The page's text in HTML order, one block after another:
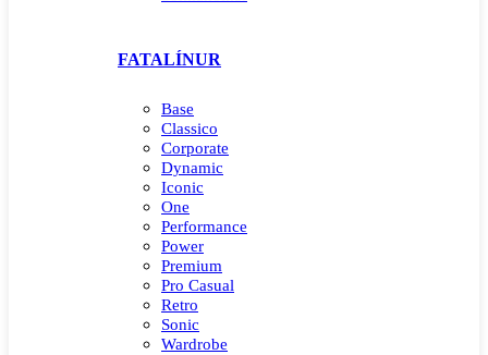
FATALÍNUR
Base
Classico
Corporate
Dynamic
Iconic
One
Performance
Power
Premium
Pro Casual
Retro
Sonic
Wardrobe